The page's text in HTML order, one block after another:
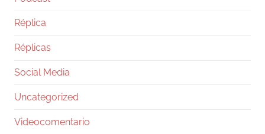
Réplica
Réplicas
Social Media
Uncategorized
Videocomentario